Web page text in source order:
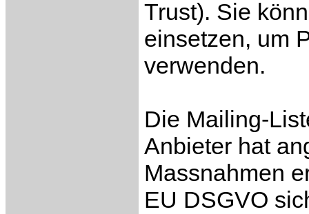
Trust). Sie
einsetzen, um
verwenden.
Die Mailing-
Anbieter hat
Massnahmen
EU DSGVO